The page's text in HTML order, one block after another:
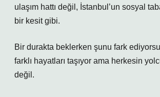
ulaşım hattı değil, İstanbul’un sosyal
bir kesit gibi.
Bir durakta beklerken şunu fark
farklı hayatları taşıyor ama herkesin
değil.